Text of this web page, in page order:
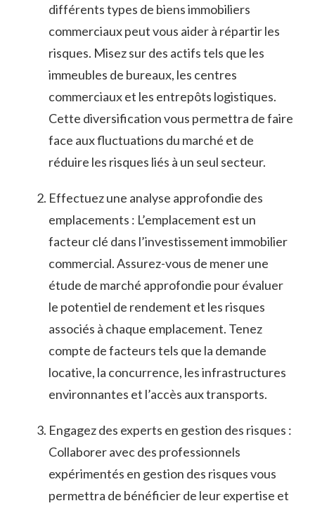
différents types de biens immobiliers
commerciaux peut vous aider à répartir les
risques. Misez sur des actifs‍ tels ⁣que les
immeubles de bureaux, les centres‌
commerciaux et les⁢ entrepôts logistiques.
Cette‍ diversification vous permettra ‌de faire
face aux fluctuations ⁤du marché et de
réduire les risques liés à un seul secteur.
Effectuez une analyse approfondie des
⁢emplacements : L’emplacement est un
facteur clé dans l’investissement ⁣immobilier
commercial. Assurez-vous‌ de mener une‍
étude de marché approfondie pour évaluer
le potentiel de rendement et les risques
associés à chaque emplacement. Tenez
compte de facteurs tels ‍que la demande
locative, la concurrence, ⁤les infrastructures
environnantes et l’accès aux⁤ transports.
Engagez des experts en⁤ gestion des risques :
‌Collaborer avec des professionnels
expérimentés en gestion des risques vous
permettra de ⁣bénéficier ⁤de ‌leur expertise et